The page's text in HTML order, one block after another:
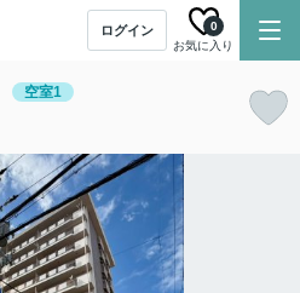
ログイン
お気に入り
0
空室1